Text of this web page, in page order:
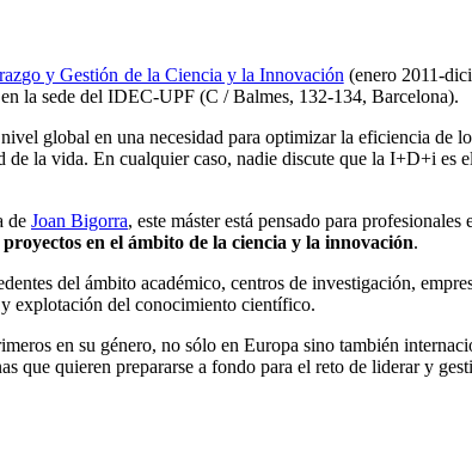
y Gestión de la Ciencia y la Innovación(enero 2011-
la sede del IDEC-UPF (C / Balmes, 132-134, Barcelona).
global en una necesidad para optimizar la eficiencia de
de la vida. En cualquier caso, nadie discute que la I+D+i
de Joan Bigorra, este máster está pensado para
en el ámbito de la ciencia y la innovación.
del ámbito académico, centros de investigación,
explotación del conocimiento científico.
en su género, no sólo en Europa sino también
que quieren prepararse a fondo para el reto de liderar y